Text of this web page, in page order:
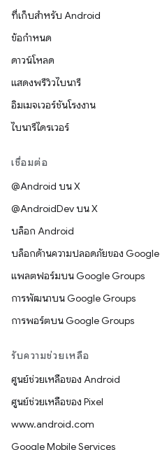
ที่เก็บสำหรับ Android
ข้อกำหนด
ดาวน์โหลด
แสดงพรีวิวไบนารี
อิมเมจเวอร์ชันโรงงาน
ไบนารีไดรเวอร์
เชื่อมต่อ
@Android บน X
@AndroidDev บน X
บล็อก Android
บล็อกด้านความปลอดภัยของ Google
แพลตฟอร์มบน Google Groups
การพัฒนาบน Google Groups
การพอร์ตบน Google Groups
รับความช่วยเหลือ
ศูนย์ช่วยเหลือของ Android
ศูนย์ช่วยเหลือของ Pixel
www.android.com
Google Mobile Services